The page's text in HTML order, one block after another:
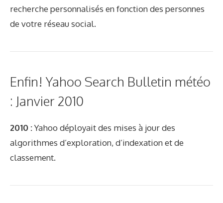
recherche personnalisés en fonction des personnes
de votre réseau social.
Enfin! Yahoo Search Bulletin météo
: Janvier 2010
2010 :Yahoo déployait des mises à jour des
algorithmes d’exploration, d’indexation et de
classement.